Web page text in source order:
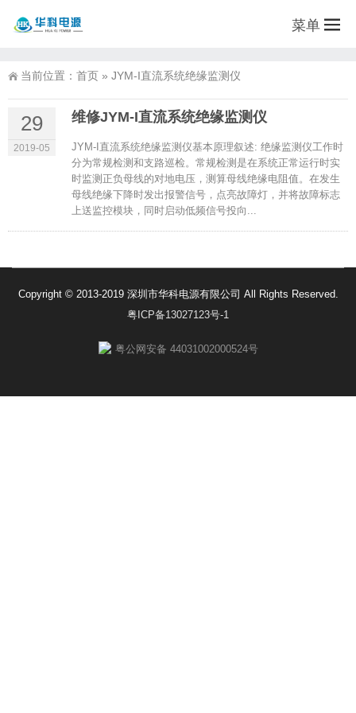
菜单
当前位置： 首页 » JYM-I直流系统绝缘监测仪
29
2019-05
维修JYM-I直流系统绝缘监测仪
JYM-I直流系统绝缘监测仪基本原理叙述: 绝缘监测仪工作时
分为常规检测和支路巡检。常规检测是在系统正常运行时实
时监测正负母线的对地电压，测算母线绝缘电阻值。在发生
母线绝缘下降时发出报警信号，点亮故障灯，并将故障标志
上送监控模块，同时启动低频信号投向...
Copyright © 2013-2019 深圳市华科电源有限公司 All Rights Reserved.
粤ICP备13027123号-1
粤公网安备 44031002000524号